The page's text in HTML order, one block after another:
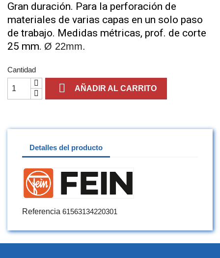
Gran duración. Para la perforación de
materiales de varias capas en un solo paso
de trabajo. Medidas métricas, prof. de corte
25 mm. Ø 22mm.
Cantidad
 AÑADIR AL CARRITO
Detalles del producto
Referencia 61563134220301